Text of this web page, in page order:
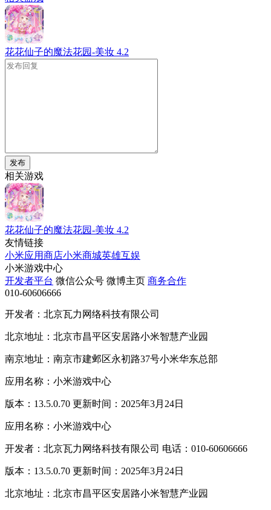
花花仙子的魔法花园-美妆 4.2
发布
相关游戏
花花仙子的魔法花园-美妆 4.2
友情链接
小米应用商店小米商城英雄互娱
小米游戏中心
开发者平台 微信公众号 微博主页 商务合作
010-60606666
开发者：北京瓦力网络科技有限公司
北京地址：北京市昌平区安居路小米智慧产业园
南京地址：南京市建邺区永初路37号小米华东总部
应用名称：小米游戏中心
版本：13.5.0.70 更新时间：2025年3月24日
应用名称：小米游戏中心
开发者：北京瓦力网络科技有限公司 电话：010-60606666
版本：13.5.0.70 更新时间：2025年3月24日
北京地址：北京市昌平区安居路小米智慧产业园